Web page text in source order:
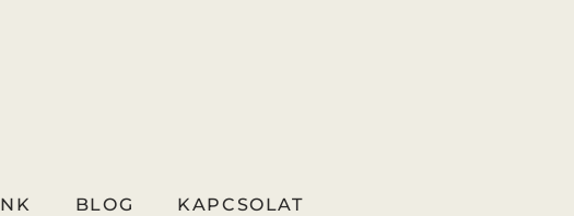
BLOG KAPCSOLAT